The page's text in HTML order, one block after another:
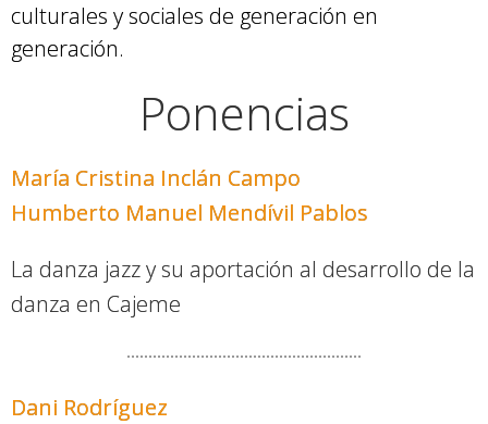
culturales y sociales de generación en
generación.
Ponencias
María Cristina Inclán Campo
Humberto Manuel Mendívil Pablos
La danza jazz y su aportación al desarrollo de la
danza en Cajeme
Dani Rodríguez